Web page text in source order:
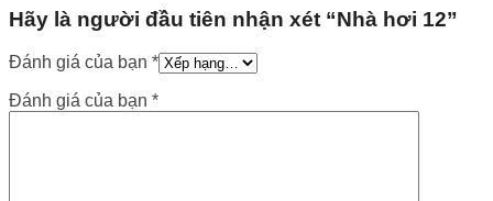
Hãy là người đầu tiên nhận xét “Nhà hơi 12”
Đánh giá của bạn *
Đánh giá của bạn *